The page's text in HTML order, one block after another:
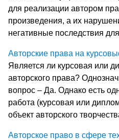
для реализации автором
произведения, а их
негативные последствия
Авторские права на
Является ли курсовая или
авторского права?
вопрос – Да. Однако есть
работа (курсовая или
объект авторского
Авторское право в сфере